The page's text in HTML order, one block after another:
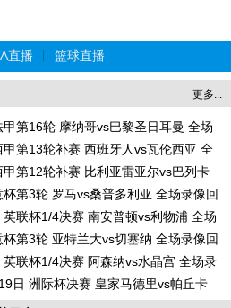
直播 篮球直播
更多...
第16轮 摩纳哥vs巴黎圣日耳曼 全场
第13轮补赛 西班牙人vs瓦伦西亚 全
第12轮补赛 比利亚雷亚尔vs巴列卡
第3轮 罗马vs桑普多利亚 全场录像回
联杯1/4决赛 南安普顿vs利物浦 全场
第3轮 亚特兰大vs切塞纳 全场录像回
联杯1/4决赛 阿森纳vs水晶宫 全场录
日 洲际杯决赛 皇家马德里vs帕丘卡